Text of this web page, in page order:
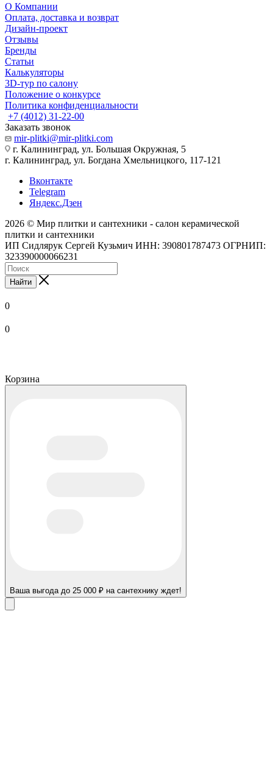
О Компании
Оплата, доставка и возврат
Дизайн-проект
Отзывы
Бренды
Статьи
Калькуляторы
3D-тур по салону
Положение о конкурсе
Политика конфиденциальности
+7 (4012) 31-22-00
Заказать звонок
mir-plitki@mir-plitki.com
г. Калининград, ул. Большая Окружная, 5
г. Калининград, ул. Богдана Хмельницкого, 117-121
Вконтакте
Telegram
Яндекс.Дзен
2026 © Мир плитки и сантехники - салон керамической
плитки и сантехники
ИП Сидлярук Сергей Кузьмич ИНН: 390801787473 ОГРНИП:
323390000066231
Найти
0
0
Корзина
Ваша выгода до 25 000 ₽ на сантехнику ждет!